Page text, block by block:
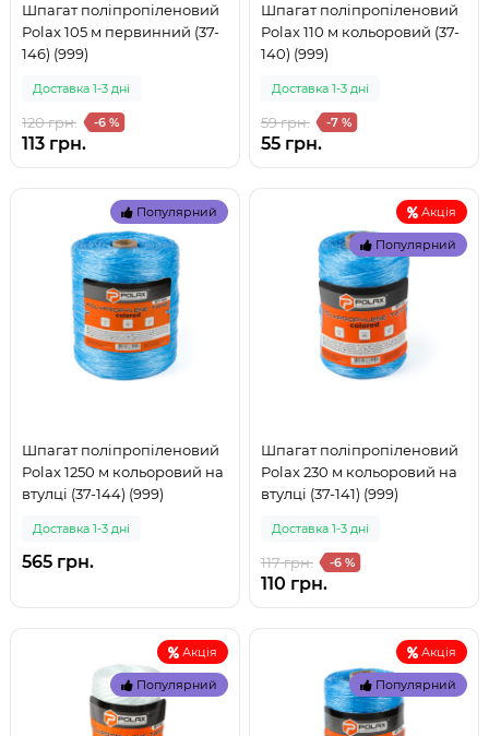
Шпагат поліпропіленовий
Polax 105 м первинний (37-
146) (999)
Доставка 1-3 дні
120 грн. -6 %
113 грн.
Шпагат поліпропіленовий
Polax 110 м кольоровий (37-
140) (999)
Доставка 1-3 дні
59 грн. -7 %
55 грн.
Популярний
Шпагат поліпропіленовий
Polax 1250 м кольоровий на
втулці (37-144) (999)
Доставка 1-3 дні
565 грн.
Акція
Популярний
Шпагат поліпропіленовий
Polax 230 м кольоровий на
втулці (37-141) (999)
Доставка 1-3 дні
117 грн. -6 %
110 грн.
Акція
Популярний
Акція
Популярний